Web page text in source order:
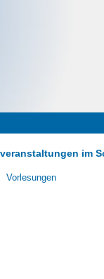
im
Vorlesungen